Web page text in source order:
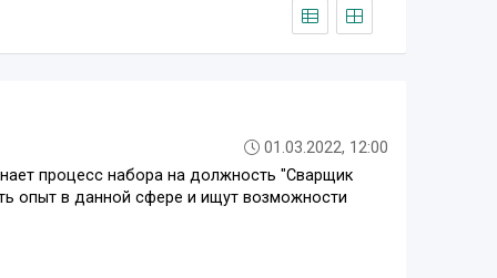
01.03.2022, 12:00
процесс набора на должность "Сварщик
опыт в данной сфере и ищут возможности